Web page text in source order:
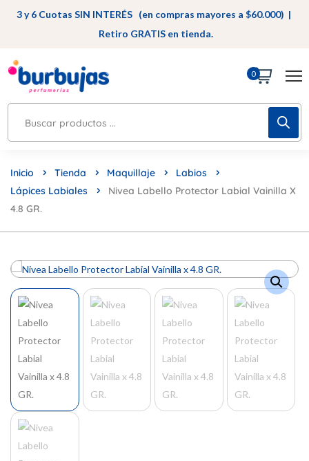
3 y 6 Cuotas SIN INTERÉS (en compras mayores a $60.000) |
Retiro GRATIS en tienda.
0
Inicio Tienda Maquillaje
Labios
Lápices Labiales
Nivea Labello Protector Labial Vainilla X
4.8 GR.